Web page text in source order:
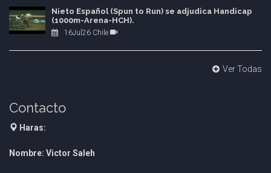
Nieto Español (Spun to Run) se adjudica Handicap
(1000m-Arena-HCH).
16Jul26 Chile
Ver Todas
Contacto
Haras:
Nombre: Victor Saleh